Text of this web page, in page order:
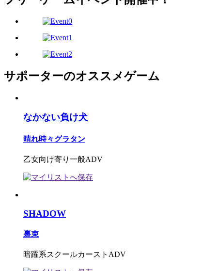
サポーターのオススメゲーム
なかない負け犬
晴れ時々グラタン
乙女向け寄り一般ADV
SHADOW
裏束
暗躍系スクールカーストADV